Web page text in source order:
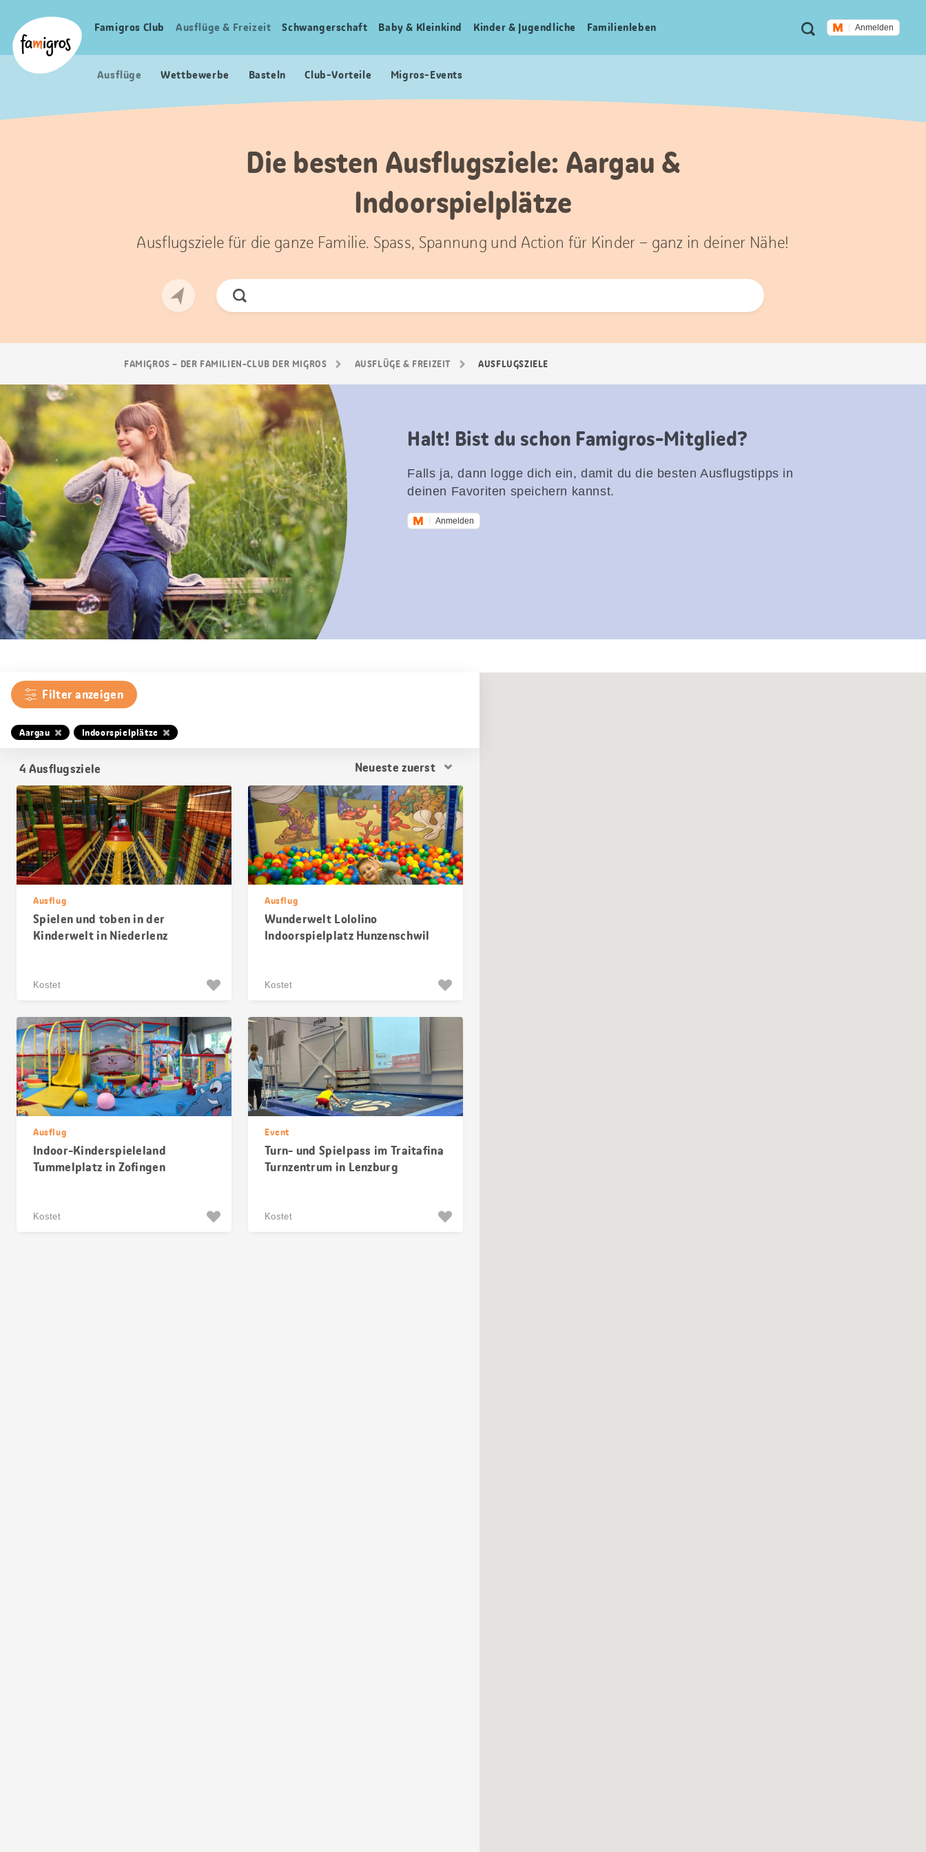
Navigation
Logo
Meta
Navigation
Suche Anmelden
Haupt
Famigros Club Ausflüge & Freizeit Schwangerschaft Baby & Kleinkind Kinder & Jugendliche Familien­leben
Ausflüge Wettbewerbe Basteln Club-Vorteile Migros-Events
Die besten Ausflugsziele: Aargau &
Indoorspielplätze
Ausflugsziele für die ganze Familie. Spass, Spannung und Action für Kinder – ganz in deiner Nähe!
Jetzt
FAMIGROS – DER FAMILIEN-CLUB DER MIGROS AUSFLÜGE & FREIZEIT AUSFLUGSZIELE
Halt! Bist du schon Famigros-Mitglied?
Falls ja, dann logge dich ein, damit du die besten Ausflugstipps in
deinen Favoriten speichern kannst.
Anmelden
Filter anzeigen
Aargau Indoorspielplätze
4 Ausflugsziele
Resultat
Ausflug
Spielen und toben in der
Kinderwelt in Niederlenz
Kostet
Ausflug
Wunderwelt Lololino
Indoorspielplatz Hunzenschwil
Kostet
Ausflug
Indoor-Kinderspieleland
Tummelplatz in Zofingen
Kostet
Event
Turn- und Spielpass im Traitafina
Turnzentrum in Lenzburg
Kostet